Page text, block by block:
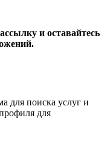
и оставайтесь
для поиска услуг и
для